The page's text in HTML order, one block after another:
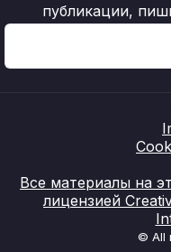
публикации,
Все материалы на
лицензией
© All